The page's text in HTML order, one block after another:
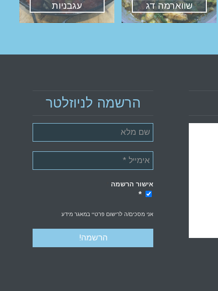
שווארמה דג
עגבניות
הרשמה לניוזלטר
אישור הרשמה
*
אני מסכים/ה לרישום פרטיי במאגר מידע